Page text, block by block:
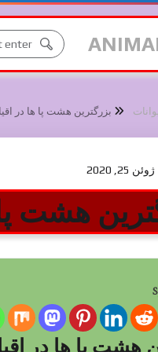
بزرگترین هشت پا ها در
ژوئن 25, 2020
هشت
هشت پا ها در